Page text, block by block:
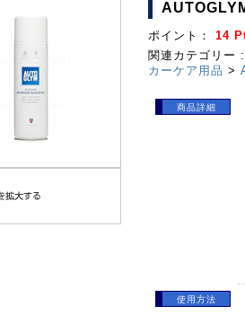
ポイント： 14
関連カテゴリー :
カーケア用品 >
商品詳細
使用方法